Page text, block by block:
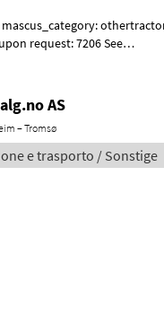
request: 7206 See
AS
– Tromsø
e trasporto / Sonstige